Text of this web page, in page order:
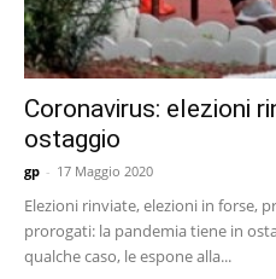
Coronavirus: elezioni
ostaggio
gp - 17 Maggio 2020
Elezioni rinviate, elezioni in forse,
prorogati: la pandemia tiene in
qualche caso, le espone alla...